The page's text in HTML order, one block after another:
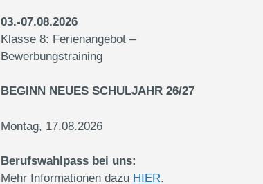
03.-07.08.2026
Klasse 8: Ferienangebot –
Bewerbungstraining
BEGINN NEUES SCHULJAHR 26/27
Montag, 17.08.2026
Berufswahlpass bei uns:
Mehr Informationen dazu HIER.